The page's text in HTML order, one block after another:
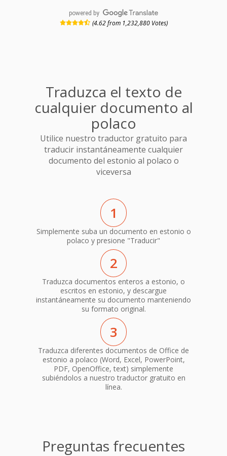
powered by
(4.62 from 1,232,880 Votes)
Traduzca el texto de
cualquier documento al
polaco
Utilice nuestro traductor gratuito para
traducir instantáneamente cualquier
documento del estonio al polaco o
viceversa
1
Simplemente suba un documento en estonio o
polaco y presione "Traducir"
2
Traduzca documentos enteros a estonio, o
escritos en estonio, y descargue
instantáneamente su documento manteniendo
su formato original.
3
Traduzca diferentes documentos de Office de
estonio a polaco (Word, Excel, PowerPoint,
PDF, OpenOffice, text) simplemente
subiéndolos a nuestro traductor gratuito en
línea.
Preguntas frecuentes